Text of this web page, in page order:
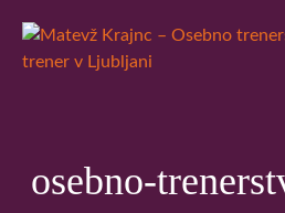
content
osebno-